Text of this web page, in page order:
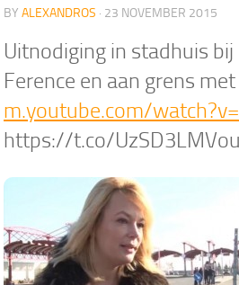
BY ALEXANDROS · 23 NOVEMBER 2015
Uitnodiging in stadhuis
Ference en aan grens
m.youtube.com/
https://t.co/UzSD3LMVou